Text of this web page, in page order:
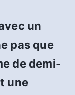
un
pas que
de demi-
une